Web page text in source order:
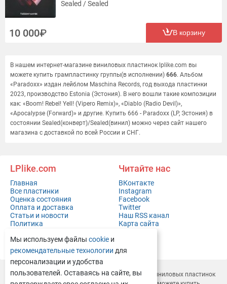
Sealed / Sealed
10 000 В корзину
В нашем интернет-магазине виниловых пластинок lplike.com вы
можете купить грампластинку группы(в исполнении) 666. Альбом
«Paradoxx» издан лейблом Maschina Records, год выхода пластинки
2023, производство Estonia (Эстония). В него вошли такие композиции
как: «Boom! Rebel! Yell! (Vipero Remix)», «Diablo (Radio Devil)»,
«Apocalypse (Forward)» и другие. Купить 666 - Paradoxx (LP, Эстония) в
состоянии Sealed(конверт)/Sealed(винил) можно через сайт нашего
магазина с доставкой по всей России и СНГ.
LPlike.com
Главная
Все пластинки
Оценка состояния
Оплата и доставка
Статьи и новости
Политика
Контакты
Полная версия сайта
Читайте нас
ВКонтакте
Instagram
Facebook
Twitter
Наш RSS канал
Карта сайта
LPlike.com — это современныйинтернет-магазин виниловых пластинок
Мы используем файлы cookie и
рекомендательные технологии для
персонализации и удобства
пользователей. Оставаясь на сайте, вы